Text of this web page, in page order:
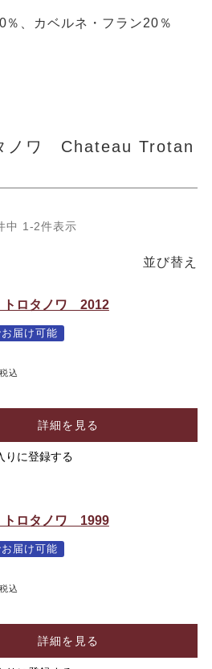
％、カベルネ・フラン20％
ノワ Chateau Trotan
並び替え
中 1 -2件表示
トロタノワ 2012
届け可能
税込
詳細を見る
りに登録する
トロタノワ 1999
届け可能
税込
詳細を見る